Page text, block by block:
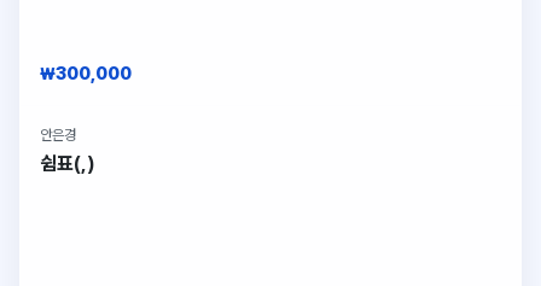
₩300,000
구매 가능
안은경
쉼표(,)